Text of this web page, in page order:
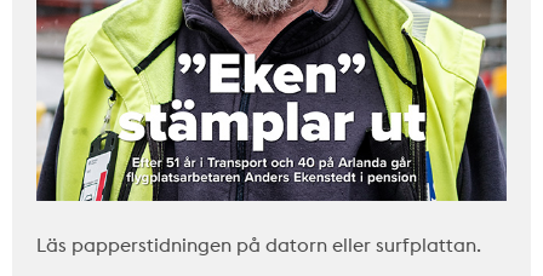
Läs papperstidningen på datorn eller surfplattan.